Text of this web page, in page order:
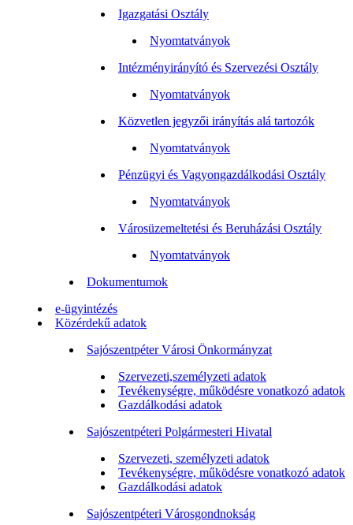
Igazgatási Osztály
Nyomtatványok
Intézményirányító és Szervezési Osztály
Nyomtatványok
Közvetlen jegyzői irányítás alá tartozók
Nyomtatványok
Pénzügyi és Vagyongazdálkodási Osztály
Nyomtatványok
Városüzemeltetési és Beruházási Osztály
Nyomtatványok
Dokumentumok
e-ügyintézés
Közérdekű adatok
Sajószentpéter Városi Önkormányzat
Szervezeti,személyzeti adatok
Tevékenységre, működésre vonatkozó adatok
Gazdálkodási adatok
Sajószentpéteri Polgármesteri Hivatal
Szervezeti, személyzeti adatok
Tevékenységre, működésre vonatkozó adatok
Gazdálkodási adatok
Sajószentpéteri Városgondnokság